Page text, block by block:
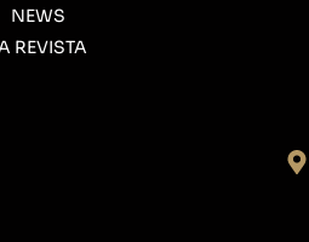
NEWS
REVISTA